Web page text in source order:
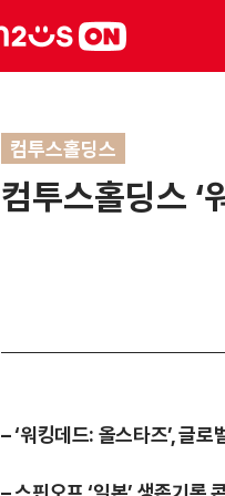
컴투스홀딩스
컴투스홀딩스 ‘
– ‘워킹데드: 올스타즈’, 글